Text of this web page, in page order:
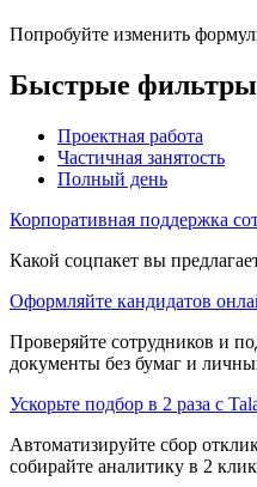
Попробуйте изменить
Быстрые фильтры
Проектная работа
Частичная занятость
Полный день
Корпоративная поддержка
Какой соцпакет вы
Оформляйте кандидатов
Проверяйте сотрудников и
документы без бумаг и
Ускорьте подбор в 2 раза с
Автоматизируйте сбор
собирайте аналитику в 2